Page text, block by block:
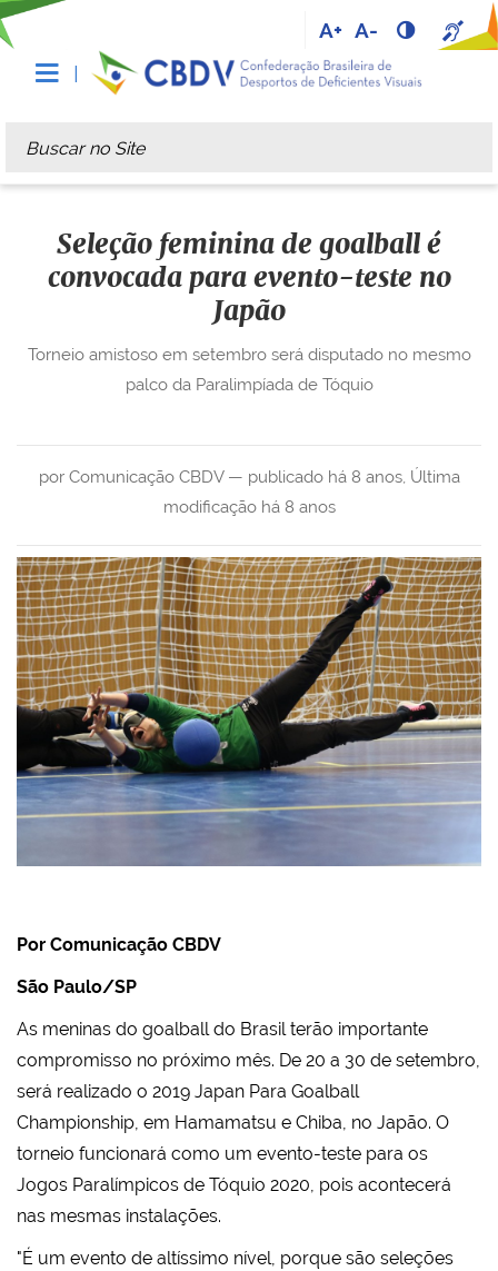
A+ A-
Busca
Busca Avançada…
Seleção feminina de goalball é
convocada para evento-teste no
Japão
por Comunicação CBDV — publicado há 8 anos, Última
modificação há 8 anos
Torneio amistoso em setembro será disputado no mesmo
palco da Paralimpíada de Tóquio
Por Comunicação CBDV
São Paulo/SP
As meninas do goalball do Brasil terão importante
compromisso no próximo mês. De 20 a 30 de setembro,
será realizado o 2019 Japan Para Goalball
Championship, em Hamamatsu e Chiba, no Japão. O
torneio funcionará como um evento-teste para os
Jogos Paralímpicos de Tóquio 2020, pois acontecerá
nas mesmas instalações.
"É um evento de altíssimo nível, porque são seleções